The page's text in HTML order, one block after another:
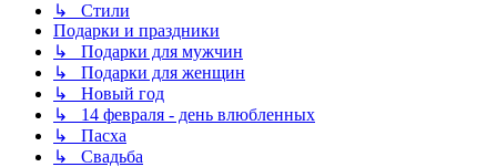
↳ Стили
Подарки и праздники
↳ Подарки для мужчин
↳ Подарки для женщин
↳ Новый год
↳ 14 февраля - день влюбленных
↳ Пасха
↳ Свадьба